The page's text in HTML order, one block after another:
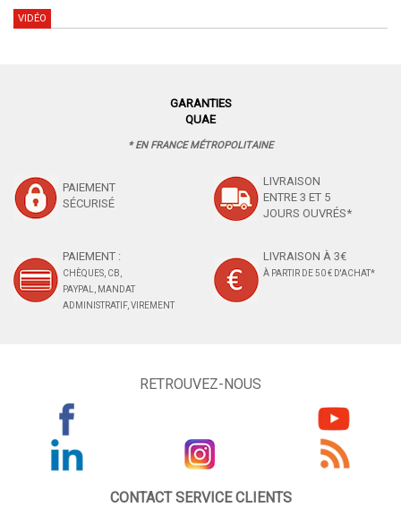
VIDÉO
GARANTIES
QUAE
* EN FRANCE MÉTROPOLITAINE
PAIEMENT
SÉCURISÉ
LIVRAISON
ENTRE 3 ET 5
JOURS OUVRÉS*
PAIEMENT :
CHÈQUES, CB,
PAYPAL, MANDAT
ADMINISTRATIF, VIREMENT
LIVRAISON À 3€
À PARTIR DE 50 € D'ACHAT*
RETROUVEZ-NOUS
CONTACT SERVICE CLIENTS